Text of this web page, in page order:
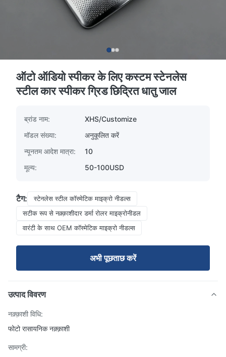
ऑटो ऑडियो स्पीकर के लिए कस्टम स्टेनलेस
स्टील कार स्पीकर ग्रिड छिद्रित धातु जाल
ब्रांड नाम:
XHS/Customize
मॉडल संख्या:
अनुकूलित करें
न्यूनतम आदेश मात्रा:
10
मूल्य:
50-100USD
टैग:
स्टेनलेस स्टील कॉस्मेटिक माइक्रो नीडल्स
सटीक रूप से नक़्क़ाशीदार डर्मा रोलर माइक्रोनीडल
वारंटी के साथ OEM कॉस्मेटिक माइक्रो नीडल्स
अभी पूछताछ करें
उत्पाद विवरण
नक़्क़ाशी विधि:
फोटो रासायनिक नक़्क़ाशी
सामग्री: